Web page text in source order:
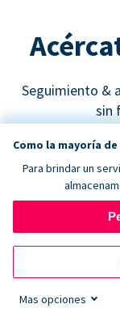
Seguimiento &
sin
Descubre
fondos más
Como la mayoría
Para brindar un
Mas opciones